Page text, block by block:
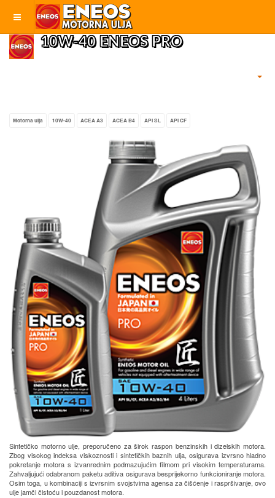
10W-40 ENEOS PRO
Motorna ulja 10W-40 ACEA A3 ACEA B4 API SL API CF
Sintetičko motorno ulje, preporučeno za širok raspon benzinskih i dizelskih motora.
Zbog visokog indeksa viskoznosti i sintetičkih baznih ulja, osigurava izvrsno hladno
pokretanje motora s izvanrednim podmazujućim filmom pri visokim temperaturama.
Zahvaljujući odabranom paketu aditiva osigurava besprijekorno funkcioniranje motora.
Osim toga, u kombinaciji s izvrsnim svojstvima agensa za čišćenje i raspršivanje, ovo
ulje jamči čistoću i pouzdanost motora.